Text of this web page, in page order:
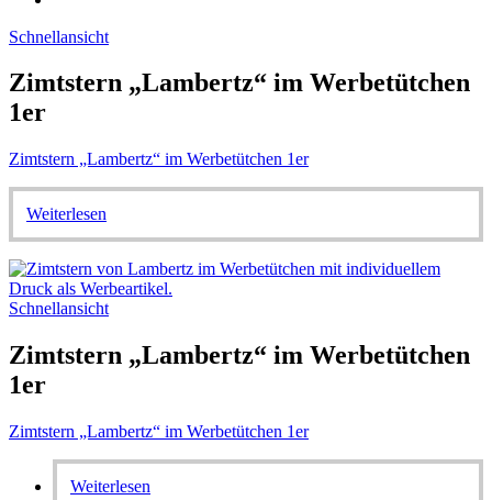
Schnellansicht
Zimtstern „Lambertz“ im Werbetütchen
1er
Zimtstern „Lambertz“ im Werbetütchen 1er
Weiterlesen
Schnellansicht
Zimtstern „Lambertz“ im Werbetütchen
1er
Zimtstern „Lambertz“ im Werbetütchen 1er
Weiterlesen